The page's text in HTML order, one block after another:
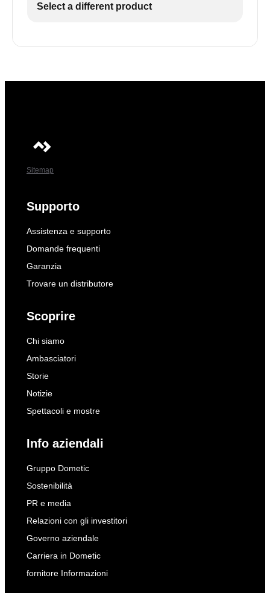
Select a different product
Sitemap
Supporto
Assistenza e supporto
Domande frequenti
Garanzia
Trovare un distributore
Scoprire
Chi siamo
Ambasciatori
Storie
Notizie
Spettacoli e mostre
Info aziendali
Gruppo Dometic
Sostenibilità
PR e media
Relazioni con gli investitori
Governo aziendale
Carriera in Dometic
fornitore Informazioni